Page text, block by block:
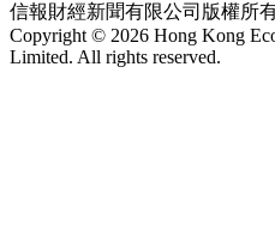
信報財經新聞有限公司版權所
Copyright © 2026 Hong Kong
Limited. All rights reserved.